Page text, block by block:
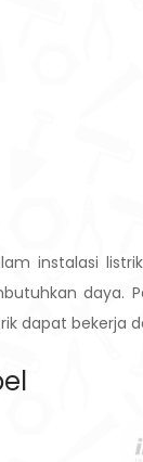
instalasi
daya.
dapat bekerja